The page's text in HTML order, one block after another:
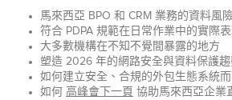
馬來西亞 BPO 和 CRM 業務的資料風
符合 PDPA 規範在日常作業中的實際
大多數機構在不知不覺間暴露的地方
塑造 2026 年的網路安全與資料保護
如何建立安全、合規的外包生態系統
如何 高峰會下一頁 協助馬來西亞企業